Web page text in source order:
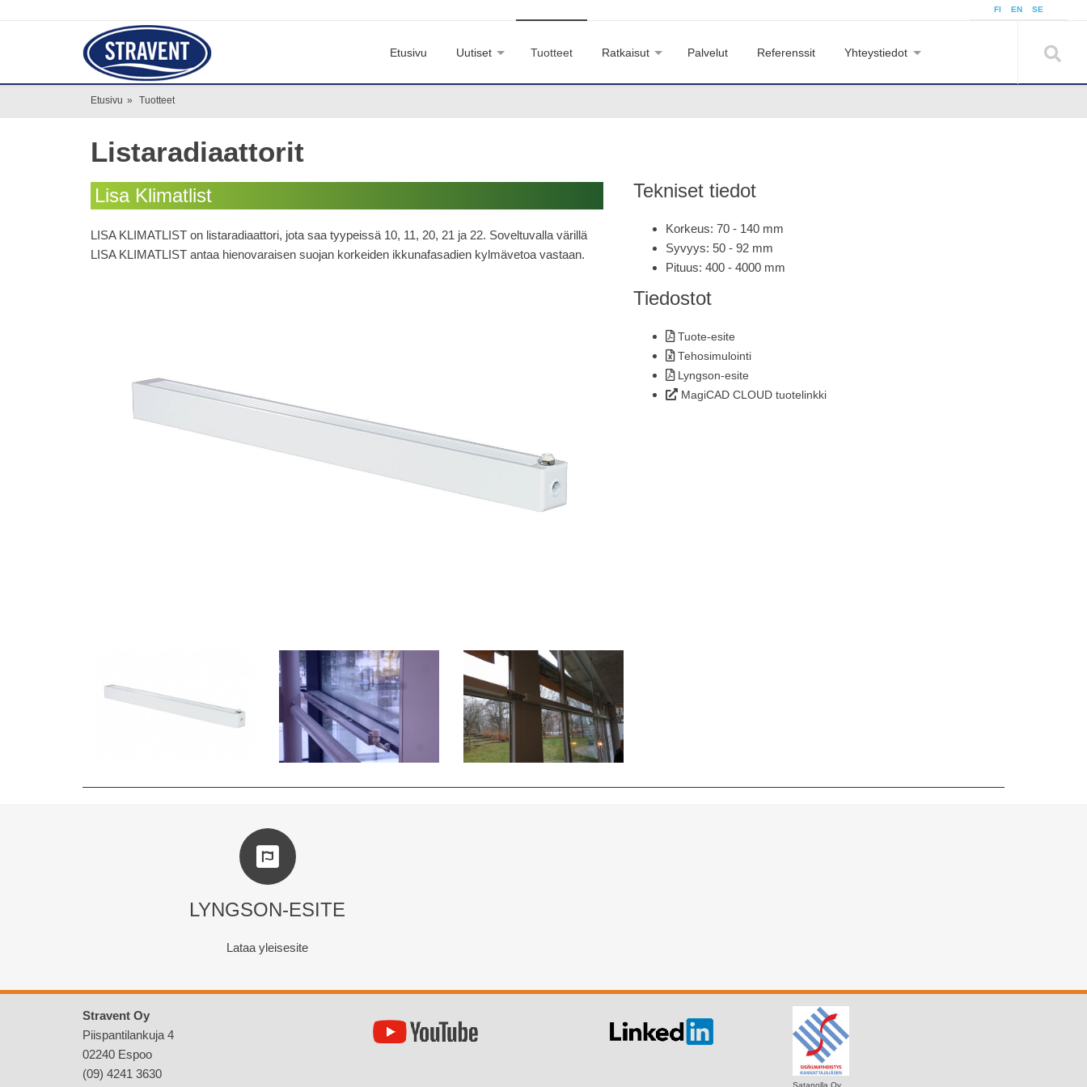
FI EN SE
Etusivu Uutiset Tuotteet Ratkaisut Palvelut Referenssit Yhteystiedot
Etusivu » Tuotteet
Listaradiaattorit
Lisa Klimatlist
LISA KLIMATLIST on listaradiaattori, jota saa tyypeissä 10, 11, 20, 21 ja 22. Soveltuvalla värillä
LISA KLIMATLIST antaa hienovaraisen suojan korkeiden ikkunafasadien kylmävetoa vastaan.
Tekniset tiedot
Korkeus: 70 - 140 mm
Syvyys: 50 - 92 mm
Pituus: 400 - 4000 mm
Tiedostot
Tuote-esite
Tehosimulointi
Lyngson-esite
MagiCAD CLOUD tuotelinkki
LYNGSON-ESITE
Lataa yleisesite
Stravent Oy
Piispantilankuja 4
02240 Espoo
(09) 4241 3630
Satanolla Oy